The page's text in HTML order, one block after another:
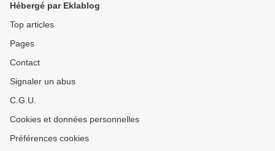
Hébergé par Eklablog
Top articles
Pages
Contact
Signaler un abus
C.G.U.
Cookies et données personnelles
Préférences cookies